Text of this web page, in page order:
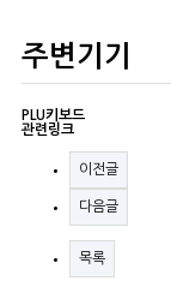
주변기기
PLU키보드
관련링크
이전글
다음글
목록